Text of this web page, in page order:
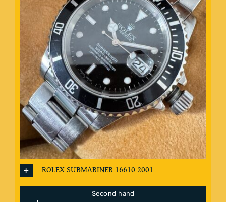
ROLEX SUBMARINER 16610 2001
Second hand